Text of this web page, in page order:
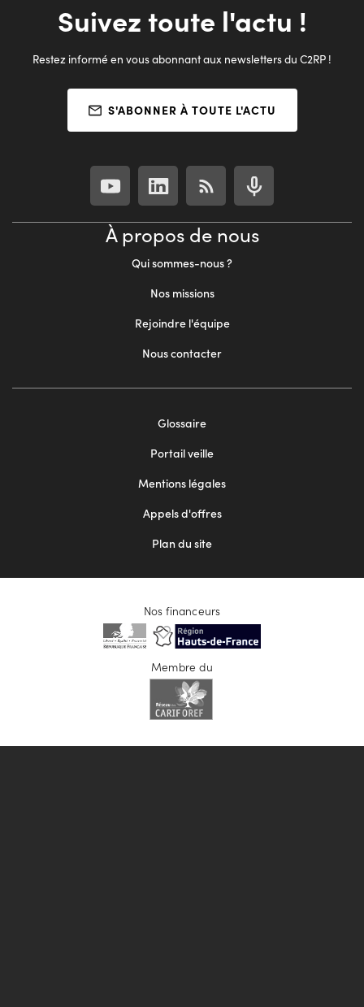
Suivez toute l'actu !
Restez informé en vous abonnant aux newsletters du C2RP !
S'ABONNER À TOUTE L'ACTU
À propos de nous
Qui sommes-nous ?
Nos missions
Rejoindre l'équipe
Nous contacter
Glossaire
Portail veille
Mentions légales
Appels d'offres
Plan du site
Nos financeurs
Membre du